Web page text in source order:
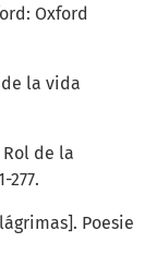
Oxford
de la vida
Rol de la
277.
Poesie